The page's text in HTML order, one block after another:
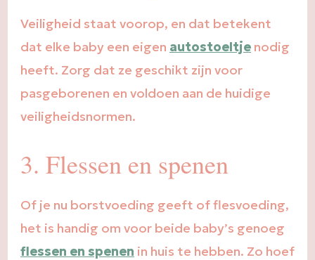
Veiligheid staat voorop, en dat betekent
dat elke baby een eigen autostoeltje nodig
heeft. Zorg dat ze geschikt zijn voor
pasgeborenen en voldoen aan de huidige
veiligheidsnormen.
3. Flessen en spenen
Of je nu borstvoeding geeft of flesvoeding,
het is handig om voor beide baby’s genoeg
flessen en spenen in huis te hebben. Zo hoef